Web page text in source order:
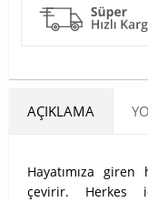
AÇIKLAMA
Hayatımıza
çevirir. Herkes